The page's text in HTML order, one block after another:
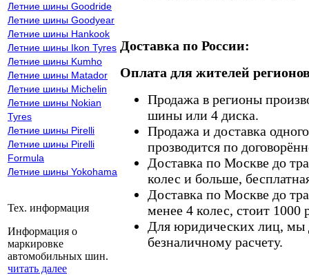
Летние шины Goodride
Летние шины Goodyear
Летние шины Hankook
Летние шины Ikon Tyres
Летние шины Kumho
Летние шины Matador
Летние шины Michelin
Летние шины Nokian
Tyres
Летние шины Pirelli
Летние шины Pirelli
Formula
Летние шины Yokohama
Тех. информация
Информация о
маркировке
автомобильных шин.
читать далее
Доставка по России:
Оплата для жителей
Продажа в регионы
шины или 4 диска.
Продажа и доставка
прозводится по
Доставка по Москве до
колес и больше,
Доставка по Москве до
менее 4 колес, стоит 1000
Для юридических лиц, мы
безналичному расчету.